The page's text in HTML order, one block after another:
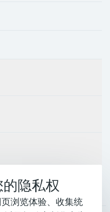
隐私权
浏览体验、收集统